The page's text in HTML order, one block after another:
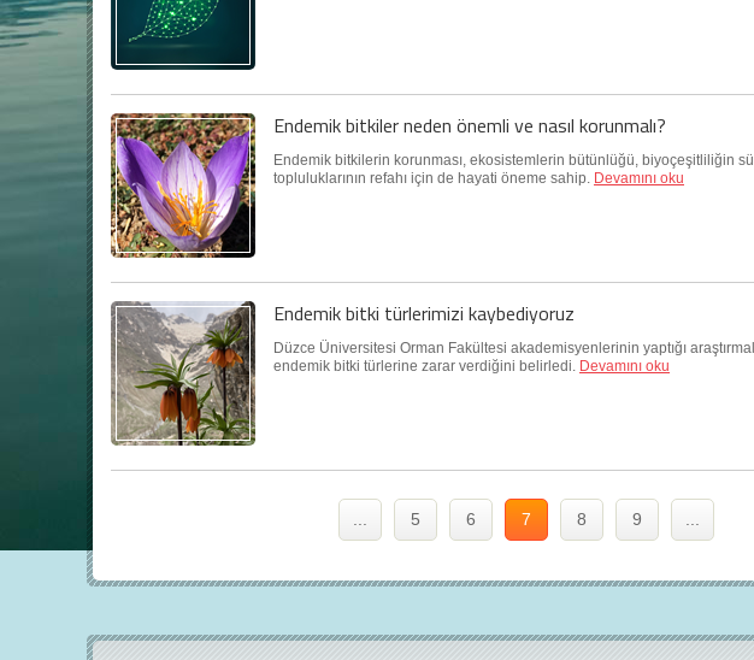
Endemik bitkiler neden önemli ve nasıl korunmalı?
Endemik bitkilerin korunması, ekosistemlerin bütünlüğü, biyoçeşitliliğin
topluluklarının refahı için de hayati öneme sahip. Devamını oku
Endemik bitki türlerimizi kaybediyoruz
Düzce Üniversitesi Orman Fakültesi akademisyenlerinin yaptığı
endemik bitki türlerine zarar verdiğini belirledi. Devamını oku
5 6 7 8 9